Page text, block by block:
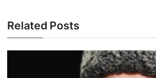
Related Posts